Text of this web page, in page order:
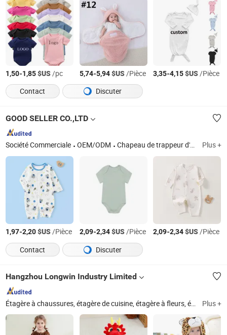
1,50-1,85$US/pc 5,74-5,94$US/Pièce 3,35-4,15$US/Pièce
Contact
Discuter
GOOD SELLER CO.,LTD
Société Commerciale OEM/ODM Chapeau de trappeur d'hiver, chapeau fedora en laine classique, sac seau tissé, chaussons en peluche pour femmes, pince à cheveux fleur bleue Plus +
1,97-2,20$US/Pièce 2,09-2,34$US/Pièce 2,09-2,34$US/Pièce
Contact
Discuter
Hangzhou Longwin Industry Limited
Plus +